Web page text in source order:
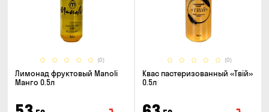
(0)
Лимонад фруктовый Manoli
Манго 0.5л
(0)
Квас пастеризованный «Твій»
0.5л